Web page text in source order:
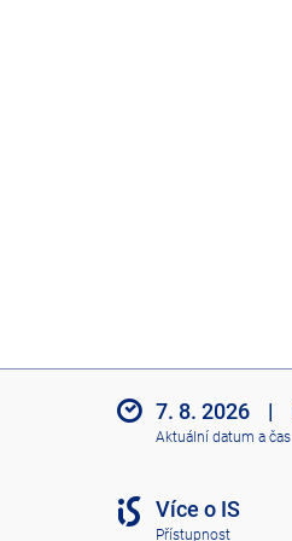
7. 8. 2026 |
Aktuální datum a čas
Více o IS
Přístupnost